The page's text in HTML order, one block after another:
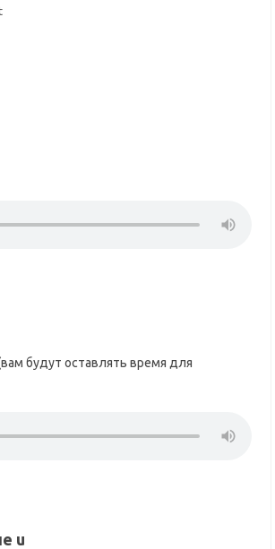
будут оставлять время для
u